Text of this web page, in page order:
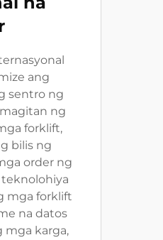
ang
sentro ng
ng
forklift,
bilis ng
order ng
teknolohiya
mga forklift
na datos
karga,